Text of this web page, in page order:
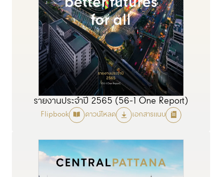
รายงานประจำปี 2565 (56-1 One Report)
Flipbook ดาวน์โหลด เอกสารแนบ